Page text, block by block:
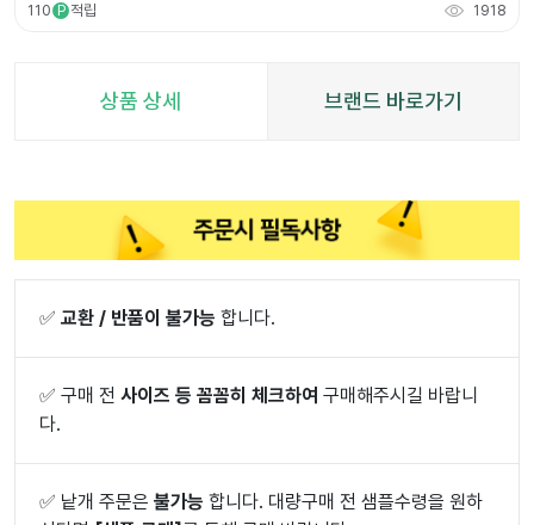
110 P 적립 1918
상품 상세 브랜드 바로가기
✅ 교환 / 반품이 불가능 합니다.
✅ 구매 전 사이즈 등 꼼꼼히 체크하여 구매해주시길 바랍니
다.
✅ 낱개 주문은 불가능 합니다. 대량구매 전 샘플수령을 원하